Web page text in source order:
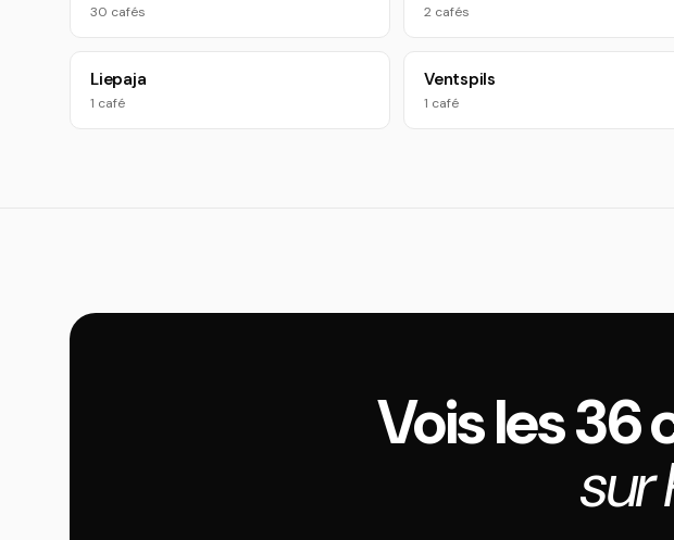
30 cafés 2 cafés
Liepaja
1 café
Ventspils
1 café
Vois les 36
sur